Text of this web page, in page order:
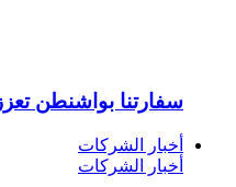
سفارتنا بواشنطن تعزز
أخبار الشركات
أخبار الشركات